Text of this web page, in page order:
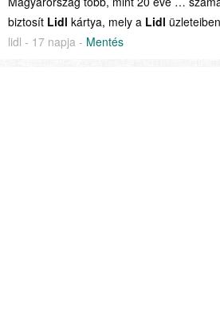
biztosít Lidl kártya, mely a Lidl
lidl - 17 napja - Mentés